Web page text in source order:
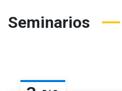
Seminarios